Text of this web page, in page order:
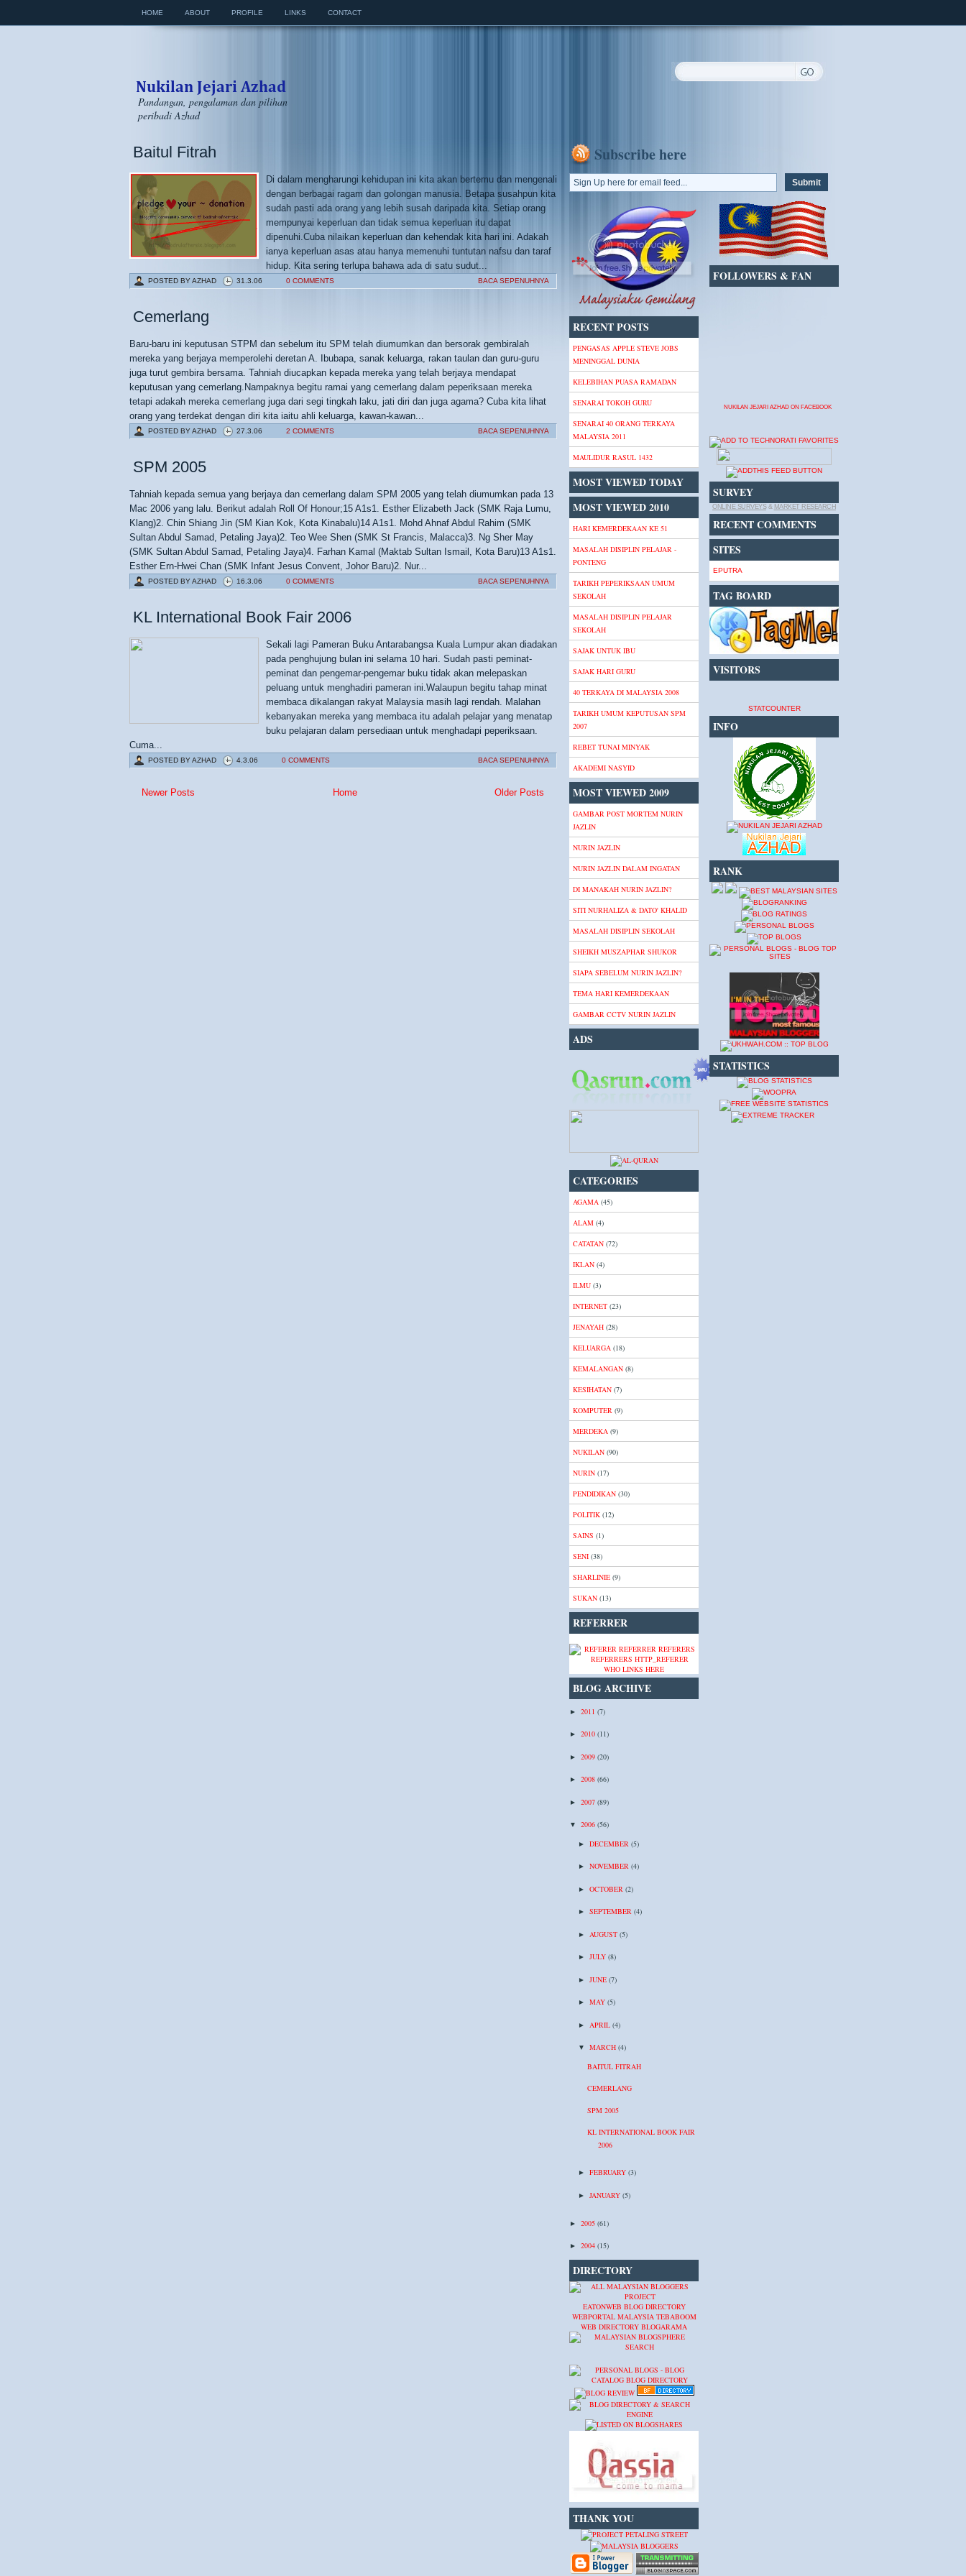
HOME ABOUT PROFILE LINKS CONTACT
Pandangan, pengalaman dan pilihan
peribadi Azhad
Baitul Fitrah
Di dalam mengharungi kehidupan ini kita akan bertemu dan mengenali
dengan berbagai ragam dan golongan manusia. Betapa susahpun kita
sudah pasti ada orang yang lebih susah daripada kita. Setiap orang
mempunyai keperluan dan tidak semua keperluan itu dapat
dipenuhi.Cuba nilaikan keperluan dan kehendak kita hari ini. Adakah
ianya keperluan asas atau hanya memenuhi tuntutan nafsu dan taraf
hidup. Kita sering terlupa bahawa ada di satu sudut...
BACA SEPENUHNYA
POSTED BYAZHAD 31.3.06 0 COMMENTS
Cemerlang
Baru-baru ini keputusan STPM dan sebelum itu SPM telah diumumkan dan bersorak gembiralah
mereka yang berjaya memperolehi deretan A. Ibubapa, sanak keluarga, rakan taulan dan guru-guru
juga turut gembira bersama. Tahniah diucapkan kepada mereka yang telah berjaya mendapat
keputusan yang cemerlang.Nampaknya begitu ramai yang cemerlang dalam peperiksaan mereka
tetapi adakah mereka cemerlang juga dari segi tingkah laku, jati diri dan juga agama? Cuba kita lihat
orang yang terdekat dengan diri kita iaitu ahli keluarga, kawan-kawan...
BACA SEPENUHNYA
POSTED BYAZHAD 27.3.06 2 COMMENTS
SPM 2005
Tahniah kepada semua yang berjaya dan cemerlang dalam SPM 2005 yang telah diumumkan pada 13
Mac 2006 yang lalu. Berikut adalah Roll Of Honour;15 A1s1. Esther Elizabeth Jack (SMK Raja Lumu,
Klang)2. Chin Shiang Jin (SM Kian Kok, Kota Kinabalu)14 A1s1. Mohd Ahnaf Abdul Rahim (SMK
Sultan Abdul Samad, Petaling Jaya)2. Teo Wee Shen (SMK St Francis, Malacca)3. Ng Sher May
(SMK Sultan Abdul Samad, Petaling Jaya)4. Farhan Kamal (Maktab Sultan Ismail, Kota Baru)13 A1s1.
Esther Ern-Hwei Chan (SMK Infant Jesus Convent, Johor Baru)2. Nur...
BACA SEPENUHNYA
POSTED BYAZHAD 16.3.06 0 COMMENTS
KL International Book Fair 2006
Sekali lagi Pameran Buku Antarabangsa Kuala Lumpur akan diadakan
pada penghujung bulan ini selama 10 hari. Sudah pasti peminat-
peminat dan pengemar-pengemar buku tidak akan melepaskan
peluang untuk menghadiri pameran ini.Walaupun begitu tahap minat
membaca dikalangan rakyat Malaysia masih lagi rendah. Malahan
kebanyakan mereka yang membaca itu adalah pelajar yang menatap
buku pelajaran dalam persediaan untuk menghadapi peperiksaan.
Cuma...
BACA SEPENUHNYA
POSTED BYAZHAD 4.3.06 0 COMMENTS
Newer Posts Older Posts
Home
Subscribe here
RECENT POSTS
PENGASAS APPLE STEVE JOBS
MENINGGAL DUNIA
KELEBIHAN PUASA RAMADAN
SENARAI TOKOH GURU
SENARAI 40 ORANG TERKAYA
MALAYSIA 2011
MAULIDUR RASUL 1432
MOST VIEWED TODAY
MOST VIEWED 2010
HARI KEMERDEKAAN KE 51
MASALAH DISIPLIN PELAJAR -
PONTENG
TARIKH PEPERIKSAAN UMUM
SEKOLAH
MASALAH DISIPLIN PELAJAR
SEKOLAH
SAJAK UNTUK IBU
SAJAK HARI GURU
40 TERKAYA DI MALAYSIA 2008
TARIKH UMUM KEPUTUSAN SPM
2007
REBET TUNAI MINYAK
AKADEMI NASYID
MOST VIEWED 2009
GAMBAR POST MORTEM NURIN
JAZLIN
NURIN JAZLIN
NURIN JAZLIN DALAM INGATAN
DI MANAKAH NURIN JAZLIN?
SITI NURHALIZA & DATO' KHALID
MASALAH DISIPLIN SEKOLAH
SHEIKH MUSZAPHAR SHUKOR
SIAPA SEBELUM NURIN JAZLIN?
TEMA HARI KEMERDEKAAN
GAMBAR CCTV NURIN JAZLIN
ADS
CATEGORIES
AGAMA (45)
ALAM (4)
CATATAN (72)
IKLAN (4)
ILMU (3)
INTERNET (23)
JENAYAH (28)
KELUARGA (18)
KEMALANGAN (8)
KESIHATAN (7)
KOMPUTER (9)
MERDEKA (9)
NUKILAN (90)
NURIN (17)
PENDIDIKAN (30)
POLITIK (12)
SAINS (1)
SENI (38)
SHARLINIE (9)
SUKAN (13)
REFERRER
WHO LINKS HERE
BLOG ARCHIVE
► 2011 (7)
► 2010 (11)
► 2009 (20)
► 2008 (66)
► 2007 (89)
▼ 2006 (56)
► DECEMBER (5)
► NOVEMBER (4)
► OCTOBER (2)
► SEPTEMBER (4)
► AUGUST (5)
► JULY (8)
► JUNE (7)
► MAY (5)
► APRIL (4)
▼ MARCH (4)
BAITUL FITRAH
CEMERLANG
SPM 2005
KL INTERNATIONAL BOOK FAIR
2006
► FEBRUARY (3)
► JANUARY (5)
► 2005 (61)
► 2004 (15)
DIRECTORY
EATONWEB BLOG DIRECTORY
WEBPORTAL MALAYSIA TEBABOOM
WEB DIRECTORY BLOGARAMA
THANK YOU
FOLLOWERS & FAN
NUKILAN JEJARI AZHAD ON FACEBOOK
SURVEY
ONLINE SURVEYS& MARKET RESEARCH
RECENT COMMENTS
SITES
EPUTRA
TAG BOARD
VISITORS
STATCOUNTER
INFO
RANK
STATISTICS